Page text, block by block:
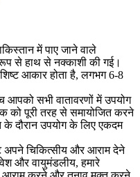
में पाए जाने वाले
से हाथ से नक्काशी की गई।
आकार होता है, लगभग 6-8
आपको सभी वातावरणों में उपयोग
को पूरी तरह से समायोजित करने
दौरान उपयोग के लिए एकदम
अपने चिकित्सीय और आराम देने
और वायुमंडलीय, हमारे